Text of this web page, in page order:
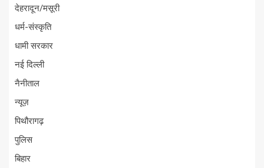
देहरादून/मसूरी
धर्म-संस्कृति
धामी सरकार
नई दिल्ली
नैनीताल
न्यूज़
पिथौरागढ़
पुलिस
बिहार